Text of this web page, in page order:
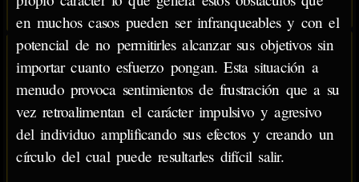
en muchos casos pueden ser infranqueables y con el
potencial de no permitirles alcanzar sus objetivos sin
importar cuanto esfuerzo pongan. Esta situación a
menudo provoca sentimientos de frustración que a su
vez retroalimentan el carácter impulsivo y agresivo
del individuo amplificando sus efectos y creando un
círculo del cual puede resultarles difícil salir.